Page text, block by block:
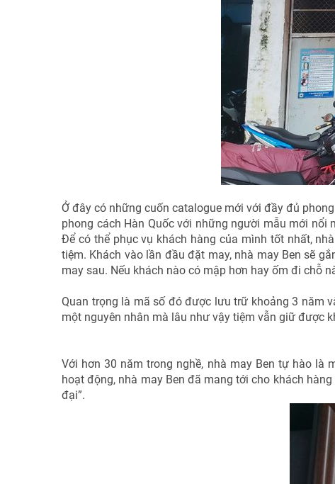
Ở đây có những cuốn catalogue mới với đầy đủ
phong cách Hàn Quốc với những người mẫu mới
Để có thể phục vụ khách hàng của mình tốt nhất,
tiệm. Khách vào lần đầu đặt may, nhà may Ben sẽ
may sau. Nếu khách nào có mập hơn hay ốm đi chỗ
Quan trọng là mã số đó được lưu trữ khoảng 3 năm
một nguyên nhân mà lâu như vậy tiệm vẫn giữ được
Với hơn 30 năm trong nghề, nhà may Ben tự hào là
hoạt động, nhà may Ben đã mang tới cho khách
đại”.